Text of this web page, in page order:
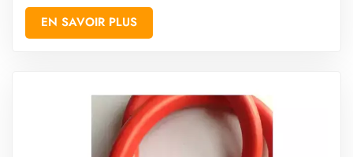
Conducteur : Alliage de cuivre argenté 1 × 0,25 mm2. Isolation :
HFI260/TFE/Autres3. Revêtement : Carbone/Graphite
EN SAVOIR PLUS